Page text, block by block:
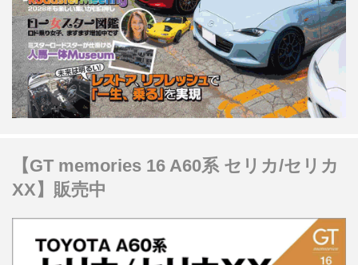
【GT memories 16 A60系 セリカ/セリカ
XX】販売中